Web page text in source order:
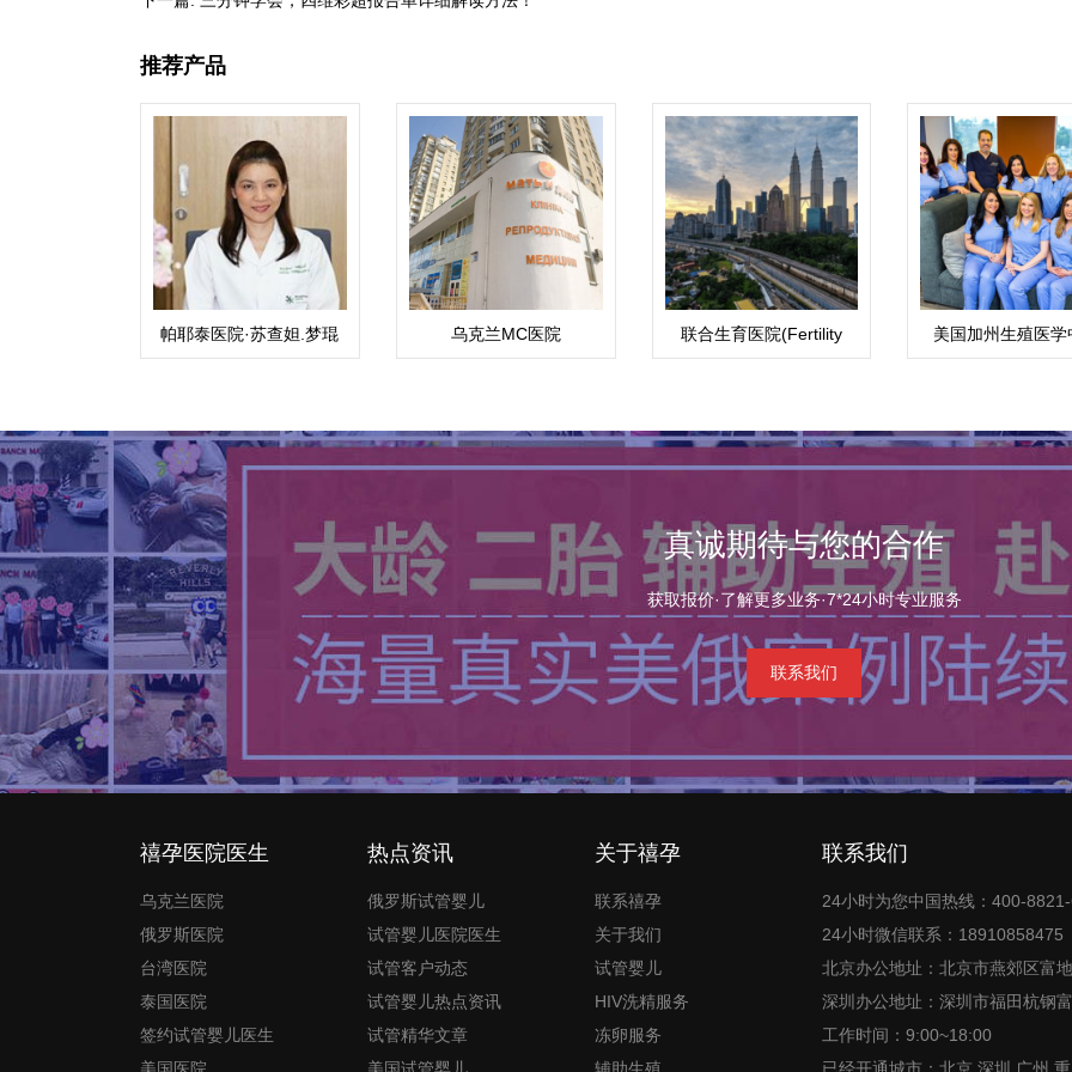
推荐产品
帕耶泰医院·苏查妲.梦琨
蔡帕（Suchada）
乌克兰MC医院
联合生育医院(Fertility
Associates)
美国加州生殖医学
CCRH（洛杉矶
真诚期待与您的合作
获取报价·了解更多业务·7*24小时专业服务
联系我们
禧孕医院医生
乌克兰医院
俄罗斯医院
台湾医院
泰国医院
签约试管婴儿医生
美国医院
热点资讯
俄罗斯试管婴儿
试管婴儿医院医生
试管客户动态
试管婴儿热点资讯
试管精华文章
美国试管婴儿
关于禧孕
联系禧孕
关于我们
试管婴儿
HIV洗精服务
冻卵服务
辅助生殖
联系我们
24小时为您中国热线：400-
24小时微信联系：18910858475
北京办公地址：北京市燕郊区富
深圳办公地址：深圳市福田杭钢
工作时间：9:00~18:00
已经开通城市：北京,深圳,广州,